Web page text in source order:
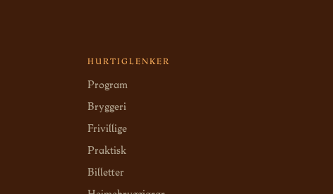
HURTIGLENKER
Program
Bryggeri
Frivillige
Praktisk
Billetter